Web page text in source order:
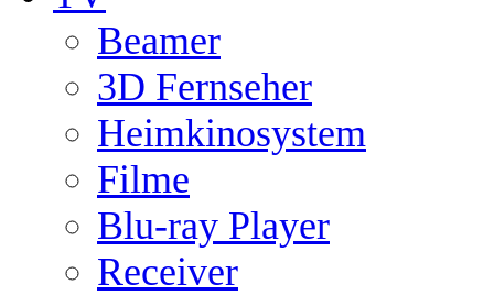
Beamer
3D Fernseher
Heimkinosystem
Filme
Blu-ray Player
Receiver